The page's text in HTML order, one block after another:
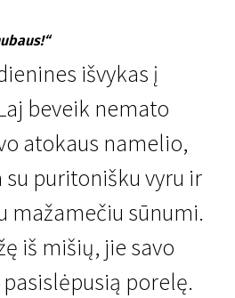
išvykas į
beveik nemato
atokaus namelio,
puritonišku vyru ir
mažamečiu sūnumi.
iš mišių, jie savo
porelę.